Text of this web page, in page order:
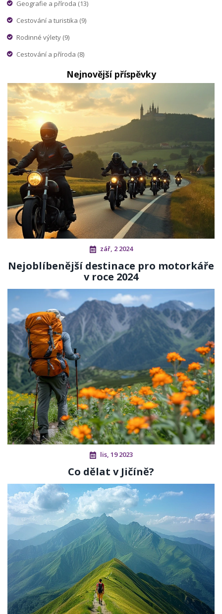
Geografie a příroda (13)
Cestování a turistika (9)
Rodinné výlety (9)
Cestování a příroda (8)
Nejnovější příspěvky
zář, 2 2024
Nejoblíbenější destinace pro motorkáře
v roce 2024
lis, 19 2023
Co dělat v Jičíně?